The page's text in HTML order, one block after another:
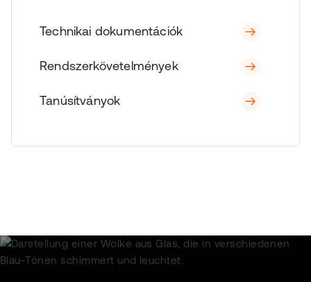
Technikai dokumentációk
Rendszerkövetelmények
Tanúsítványok